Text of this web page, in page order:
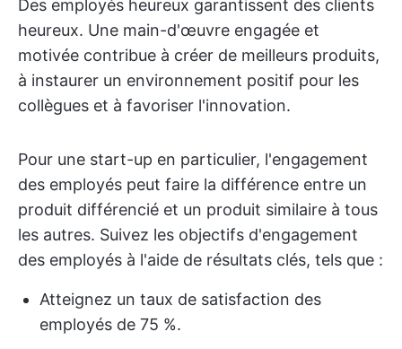
Des employés heureux garantissent des clients
heureux. Une main-d'œuvre engagée et
motivée contribue à créer de meilleurs produits,
à instaurer un environnement positif pour les
collègues et à favoriser l'innovation.
Pour une start-up en particulier, l'engagement
des employés peut faire la différence entre un
produit différencié et un produit similaire à tous
les autres. Suivez les objectifs d'engagement
des employés à l'aide de résultats clés, tels que :
Atteignez un taux de satisfaction des
employés de 75 %.